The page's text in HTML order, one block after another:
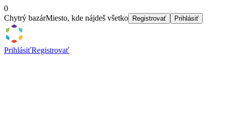
0
Chytrý bazárMiesto, kde nájdeš všetko Registrovať Prihlásiť
PrihlásiťRegistrovať